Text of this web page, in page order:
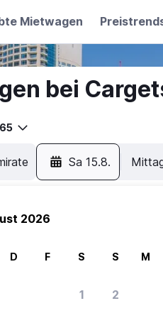
Mietwagen
bei
Sa 15.8.
sich für
2026
D F S S
1 2
M